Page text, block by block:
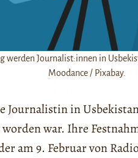
werden Journalist:innen in
Moodance / Pixabay.
Journalistin in
war. Ihre
am 9. Februar von